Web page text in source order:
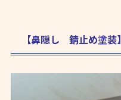
【鼻隠し 錆止め塗装】